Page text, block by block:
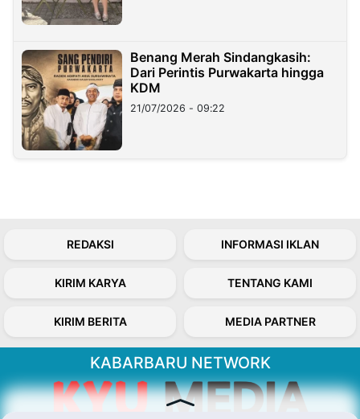
Benang Merah Sindangkasih:
Dari Perintis Purwakarta hingga
KDM
21/07/2026 - 09:22
REDAKSI INFORMASI IKLAN
KIRIM KARYA TENTANG KAMI
KIRIM BERITA MEDIA PARTNER
KABARBARU NETWORK